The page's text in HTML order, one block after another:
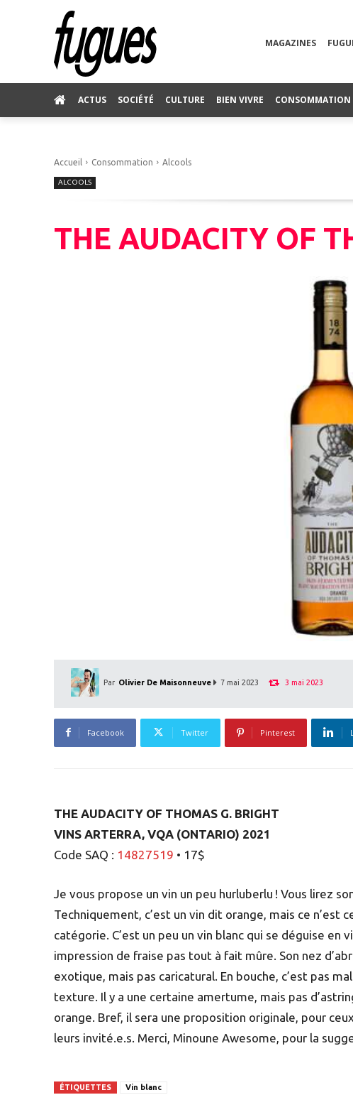
MAGAZINES
ACTUS SOCIÉTÉ CULTURE BIEN VIVRE CONSOMMATION
Accueil Consommation Alcools
ALCOOLS
THE AUDACITY OF
Par Olivier De Maisonneuve 7 mai 2023 3 mai 2023
Facebook Twitter Pinterest
THE AUDACITY OF THOMAS G. BRIGHT
VINS ARTERRA, VQA (ONTARIO) 2021
Code SAQ : 14827519 • 17$
Je vous propose un vin un peu hurluberlu ! Vous lirez
Techniquement, c’est un vin dit orange, mais ce n’est
catégorie. C’est un peu un vin blanc qui se déguise en
impression de fraise pas tout à fait mûre. Son nez
exotique, mais pas caricatural. En bouche, c’est pas
texture. Il y a une certaine amertume, mais pas
orange. Bref, il sera une proposition originale, pour
leurs invité.e.s. Merci, Minoune Awesome, pour la
ÉTIQUETTES Vin blanc